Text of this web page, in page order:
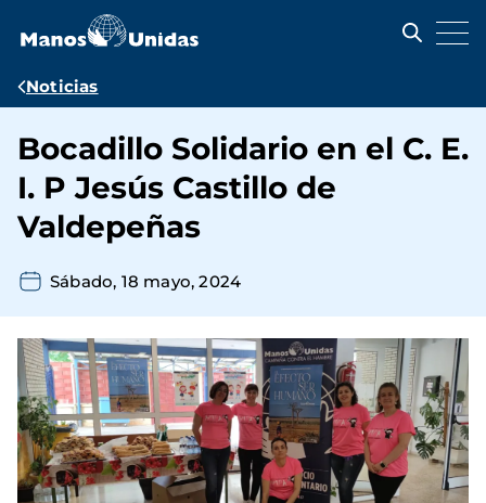
contenido
Ruta
navegación
Noticias
Bocadillo Solidario en el C. E.
I. P Jesús Castillo de
Valdepeñas
Sábado, 18 mayo, 2024